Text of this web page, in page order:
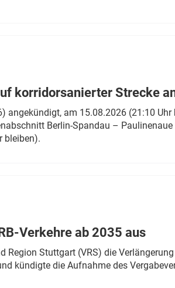
korridorsanierter Strecke
angekündigt, am 15.08.2026 (21:10
Berlin-Spandau –
bleiben).
Verkehre ab 2035 aus
Region Stuttgart (VRS) die
kündigte die Aufnahme des